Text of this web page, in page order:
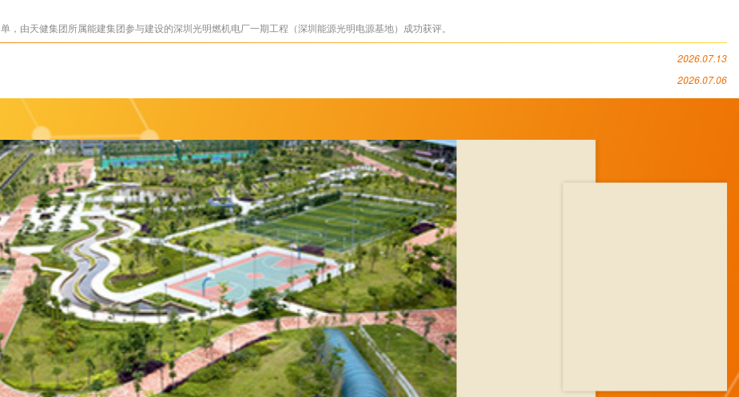
由天健集团所属能建集团参与建设的深圳光明燃机电厂一期工程（深圳能源光明电源基地）成功获评。
2026.07.13
2026.07.06
深圳地铁2号线工程
（詹天佑奖）
2017年4月，该项目荣获第十四届中国土木工程詹天佑奖。